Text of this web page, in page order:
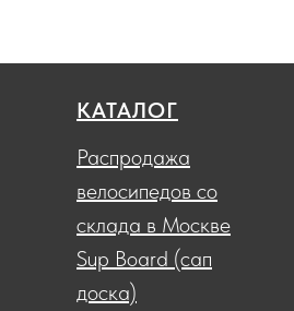
КАТАЛОГ
Распродажа
велосипедов со
склада в Москве
Sup Board (сап
доска)